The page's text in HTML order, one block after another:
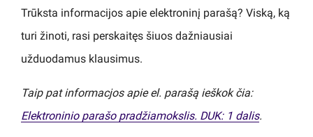
Trūksta informacijos apie elektroninį parašą? Viską, ką
turi žinoti, rasi perskaitęs šiuos dažniausiai
užduodamus klausimus.
Taip pat informacjos apie el. parašą ieškok čia:
Elektroninio parašo pradžiamokslis. DUK: 1 dalis.